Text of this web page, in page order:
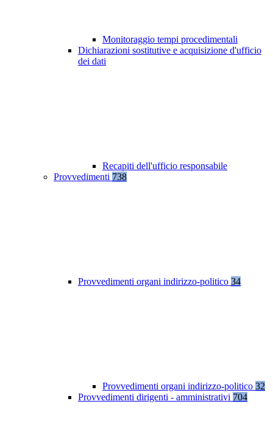
Monitoraggio tempi procedimentali
Dichiarazioni sostitutive e acquisizione d'ufficio
dei dati
Recapiti dell'ufficio responsabile
Provvedimenti 738
Provvedimenti organi indirizzo-politico 34
Provvedimenti organi indirizzo-politico 32
Provvedimenti dirigenti - amministrativi 704